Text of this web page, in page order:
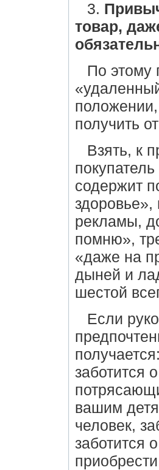
3.
товар,
По этому
получить
Взять, к
содержит
здоровье»,
рекламы,
помню»,
«даже на
дыней и
шестой
Если
заботится
вашим
человек,
заботится